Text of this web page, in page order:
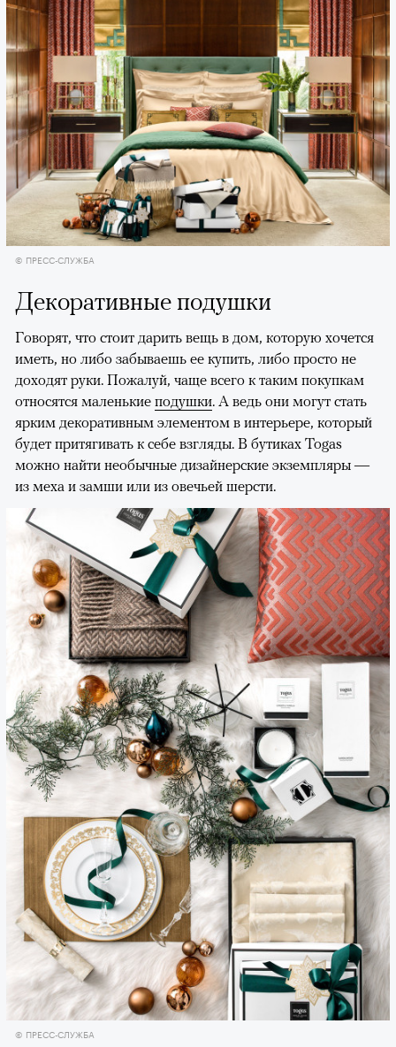
© ПРЕСС-СЛУЖБА
Декоративные подушки
Говорят, что стоит дарить вещь в дом, которую хочется
иметь, но либо забываешь ее купить, либо просто не
доходят руки. Пожалуй, чаще всего к таким покупкам
относятся маленькие подушки. А ведь они могут стать
ярким декоративным элементом в интерьере, который
будет притягивать к себе взгляды. В бутиках Togas
можно найти необычные дизайнерские экземпляры —
из меха и замши или из овечьей шерсти.
© ПРЕСС-СЛУЖБА